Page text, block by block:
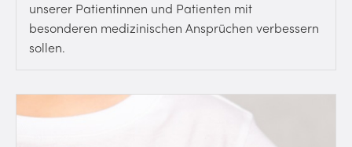
unserer Patientinnen und Patienten mit
besonderen medizinischen Ansprüchen verbessern
sollen.